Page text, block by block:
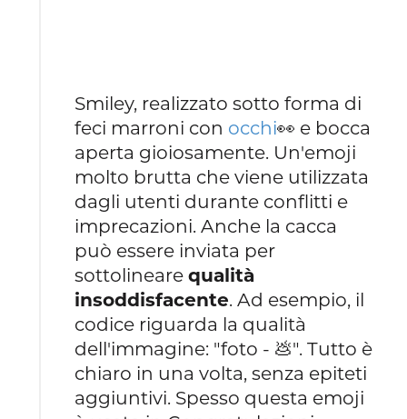
Smiley, realizzato sotto forma di
feci marroni con occhi👀 e bocca
aperta gioiosamente. Un'emoji
molto brutta che viene utilizzata
dagli utenti durante conflitti e
imprecazioni. Anche la cacca
può essere inviata per
sottolinearequalità
insoddisfacente. Ad esempio, il
codice riguarda la qualità
dell'immagine: "foto - 💩". Tutto è
chiaro in una volta, senza epiteti
aggiuntivi. Spesso questa emoji